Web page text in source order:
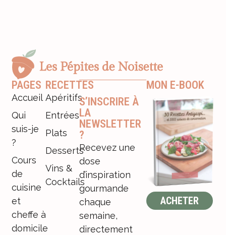
PAGES
Accueil
Qui
suis-je
?
Cours
de
cuisine
et
cheffe à
domicile
RECETTES
Apéritifs
Entrées
Plats
Desserts
Vins &
Cocktails
S’INSCRIRE À
LA
NEWSLETTER
?
Recevez une
dose
d’inspiration
gourmande
chaque
semaine,
directement
MON E-BOOK
ACHETER